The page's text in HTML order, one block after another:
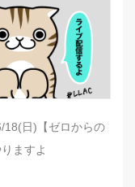
18(日)【ゼロからの
ますよ